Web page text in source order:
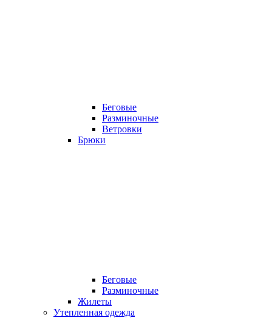
Беговые
Разминочные
Ветровки
Брюки
Беговые
Разминочные
Жилеты
Утепленная одежда